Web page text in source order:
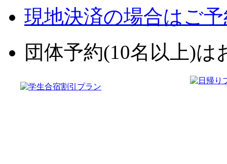
現地決済の場合はご
団体予約(10名以上)は